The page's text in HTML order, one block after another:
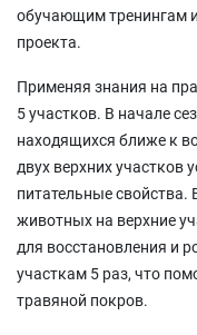
обучающим тренингам
проекта.
Применяя знания на
5 участков. В начале
находящихся ближе к
двух верхних участков
питательные свойства.
животных на верхние
для восстановления и
участкам 5 раз, что
травяной покров.